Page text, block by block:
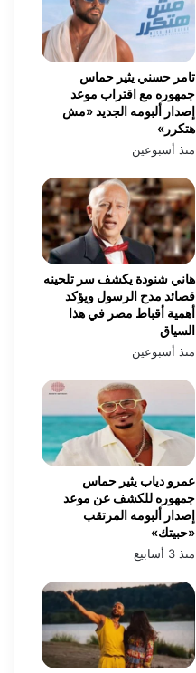
تامر حسني يثير حماس
جمهوره مع اقتراب موعد
إصدار ألبومه الجديد «مش
هتكرر»
منذ أسبوعين
هاني شنودة يكشف سر تلحينه
قصائد مدح الرسول ويؤكد
أهمية أقباط مصر في هذا
السياق
منذ أسبوعين
عمرو دياب يثير حماس
جمهوره للكشف عن موعد
إصدار ألبومه المرتقب
«حبيتك»
منذ 3 أسابيع